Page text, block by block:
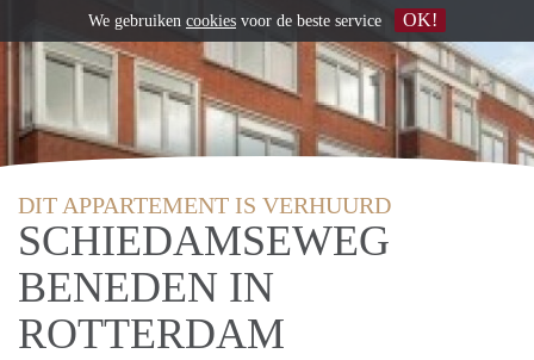
DIT APPARTEMENT IS VERHUURD
SCHIEDAMSEWEG
BENEDEN IN
ROTTERDAM
We gebruiken cookies voor de beste service OK!